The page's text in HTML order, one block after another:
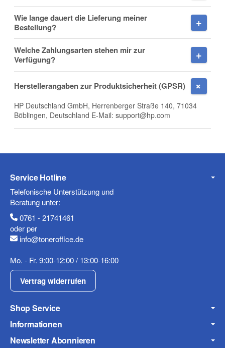
Firma
Mobiltelefon
Fax
Frage zum Artikel
Ihre Frage
Wie lange dauert die Lieferung meiner
Bestellung?
Welche Zahlungsarten stehen mir zur
Verfügung?
Herstellerangaben zur Produktsicherheit (GPSR)
HP Deutschland GmbH, Herrenberger Straße 140, 71034
Böblingen, Deutschland E-Mail: support@hp.com
Service Hotline
Telefonische Unterstützung und
Beratung unter:
0761 - 21741461
oder per
info@toneroffice.de
Mo. - Fr. 9:00-12:00 / 13:00-16:00
Vertrag widerrufen
Shop Service
Informationen
Newsletter Abonnieren